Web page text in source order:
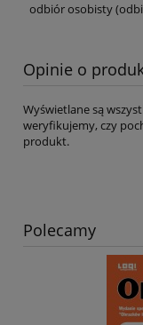
odbiór osobisty
Opinie o
Wyświetlane są
weryfikujemy, czy
produkt.
Polecamy